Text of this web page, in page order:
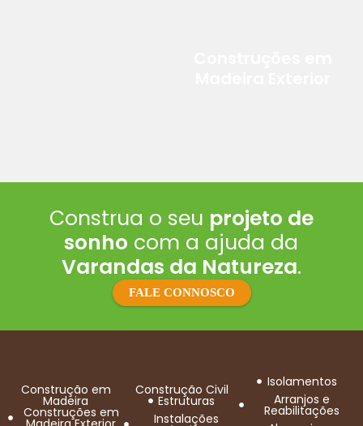
Construa o seu projeto de
sonho com a ajuda da
Varandas da Natureza.
FALE CONNOSCO
Construção em
Madeira
Construções em
Construção Civil
Estruturas
Instalações
Isolamentos
Arranjos e
Reabilitações